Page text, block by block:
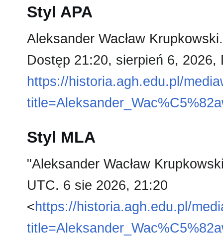
Styl APA
Aleksander Wacław
Dostęp 21:20, sierpień 6,
https://historia.agh.edu.pl/
Styl MLA
"Aleksander Wacław
UTC. 6 sie 2026, 21:20
<https://historia.agh.edu.pl/